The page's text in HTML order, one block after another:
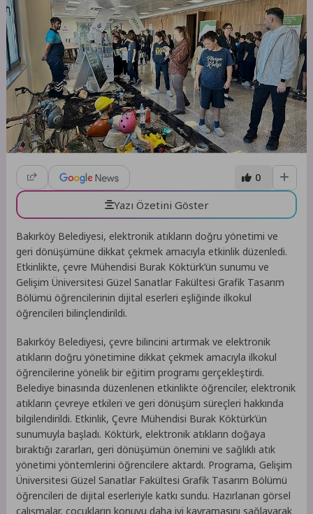
0
Yazı Özetini Göster
Bakırköy Belediyesi, elektronik atıkların doğru yönetimi ve
geri dönüşümüne dikkat çekmek amacıyla etkinlik düzenledi.
Etkinlikte, çevre Mühendisi Burak Köktürk’ün sunumu ve
Gelişim Üniversitesi Güzel Sanatlar Fakültesi Grafik Tasarım
Bölümü öğrencilerinin dijital eserleri eşliğinde ilkokul
öğrencileri bilinçlendirildi.
Bakırköy Belediyesi, çevre bilincini artırmak ve elektronik
atıkların doğru yönetimine dikkat çekmek amacıyla ilkokul
öğrencilerine yönelik bir eğitim programı gerçekleştirdi.
Belediye binasında düzenlenen etkinlikte öğrenciler, elektronik
atıkların çevreye etkileri ve geri dönüşüm süreçleri hakkında
bilgilendirildi. Etkinlik, Çevre Mühendisi Burak Köktürk’ün
sunumuyla başladı. Köktürk, elektronik atıkların doğaya
bıraktığı zararları, geri dönüşümün önemini ve sağlıklı atık
yönetimi yöntemlerini öğrencilere aktardı. Programa, Gelişim
Üniversitesi Güzel Sanatlar Fakültesi Grafik Tasarım Bölümü
öğrencileri de dijital eserleriyle katkı sundu. Hazırlanan görsel
çalışmalar, çocukların konuyu daha iyi kavramasını sağlayarak